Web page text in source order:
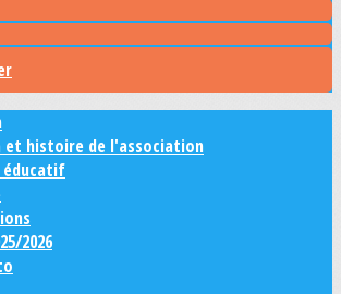
et histoire de l'association
2026